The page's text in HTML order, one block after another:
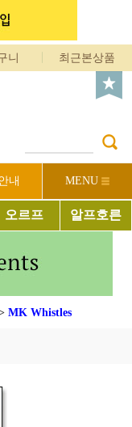
니 최근본상품
내 MENU
오르프 알프호른
MK Whistles